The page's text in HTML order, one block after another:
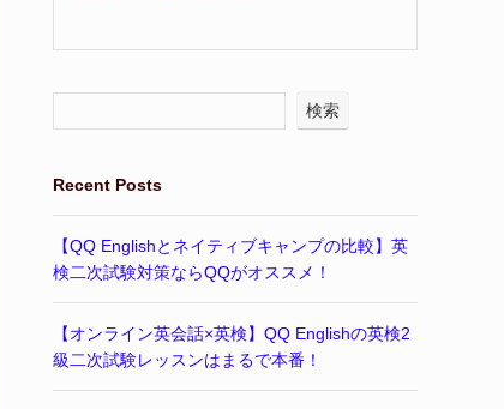
検索
Recent Posts
【QQ Englishとネイティブキャンプの比較】英
検二次試験対策ならQQがオススメ！
【オンライン英会話×英検】QQ Englishの英検2
級二次試験レッスンはまるで本番！